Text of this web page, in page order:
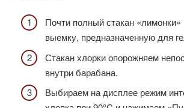
Почти полный стакан
выемку, предназначенную для
Стакан хлорки опорожняем
внутри барабана.
Выбираем на дисплее режим